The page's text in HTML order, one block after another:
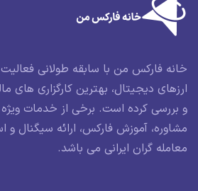
خانه فارکس من با سابقه طولانی فعالیت
ارزهای دیجیتال، بهترین کارگزاری های
و بررسی کرده است. برخی از خدمات
مشاوره، آموزش فارکس، ارائه سیگنال و
معامله گران ایرانی می باشد.